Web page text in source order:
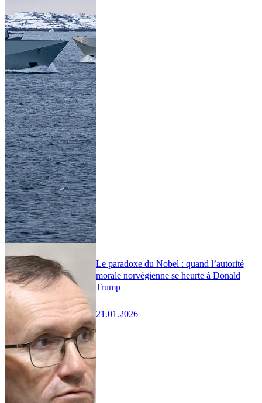
Le paradoxe du Nobel : quand l’autorité
morale norvégienne se heurte à Donald
Trump
21.01.2026